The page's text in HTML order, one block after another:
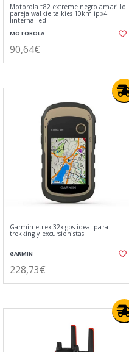
Motorola t82 extreme negro amarillo
pareja walkie talkies 10km ipx4
linterna led
MOTOROLA
90,64€
Garmin etrex 32x gps ideal para
trekking y excursionistas
GARMIN
228,73€